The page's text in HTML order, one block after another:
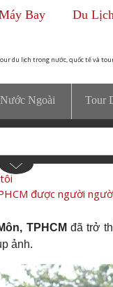
du lịch trong nước, quốc tế và
Bay Du
Ngoài Tour
được người
TPHCM đã trở
ảnh.